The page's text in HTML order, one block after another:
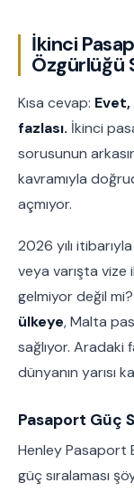
İkinci
Özgürlüğü
Kısa cevap:
fazlası. İkinci
sorusunun
kavramıyla
açmıyor.
2026 yılı
veya varışta vize
gelmiyor değil
ülkeye, Malta
sağlıyor. Aradaki
dünyanın yarısı
Pasaport Güç
Henley Pasaport
güç sıralaması